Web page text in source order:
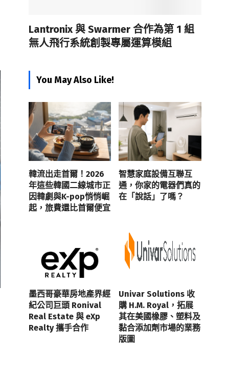
Lantronix 與 Swarmer 合作為第 1 組
無人飛行系統創製專屬運算模組
You May Also Like!
韓流出走首爾！2026
年這些韓國二線城市正
因韓劇與K-pop悄悄崛
起，旅費還比首爾便宜
智慧家庭設備互聯互
通，你家的電器們真的
在「說話」了嗎？
墨西哥豪華房地產界經
紀公司巨頭 Ronival
Real Estate 與 eXp
Realty 攜手合作
Univar Solutions 收
購 H.M. Royal，拓展
其在美國橡膠、塑料及
黏合添加劑市場的業務
版圖